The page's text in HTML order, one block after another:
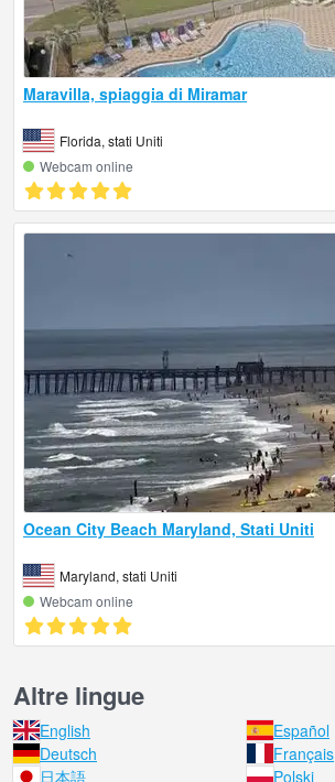
Maravilla, spiaggia di Miramar
Florida, stati Uniti
Webcam online
Ocean City Beach Maryland, Stati Uniti
Maryland, stati Uniti
Webcam online
Altre lingue
English
Español
Deutsch
Français
日本語
Polski